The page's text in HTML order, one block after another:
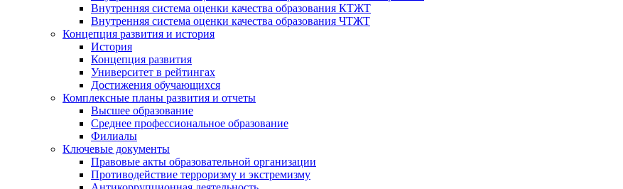
Внутренняя система оценки качества образования КТЖТ
Внутренняя система оценки качества образования ЧТЖТ
Концепция развития и история
История
Концепция развития
Университет в рейтингах
Достижения обучающихся
Комплексные планы развития и отчеты
Высшее образование
Среднее профессиональное образование
Филиалы
Ключевые документы
Правовые акты образовательной организации
Противодействие терроризму и экстремизму